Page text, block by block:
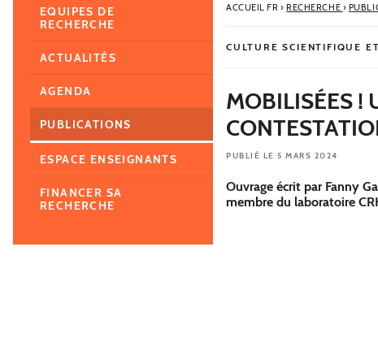
ACCUEIL FR› RECHERCHE ›
CULTURE SCIENTIFIQUE
MOBILISÉES !
PUBLIÉ LE 5 MARS 2024
Ouvrage écrit par Fanny
membre du laboratoire
EQUIPES DE
RECHERCHE
ACTUALITÉS
AGENDA
PUBLICATIONS
ESPACE ENSEIGNANTS
FINANCER SA
RECHERCHE